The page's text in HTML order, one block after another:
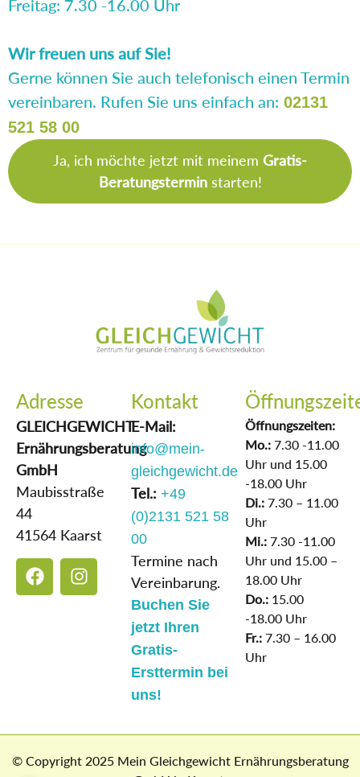
Freitag: 7.30 -16.00 Uhr
Wir freuen uns auf Sie!
Gerne können Sie auch telefonisch einen Termin
vereinbaren. Rufen Sie uns einfach an: 02131
521 58 00
Ja, ich möchte jetzt mit meinem Gratis-
Beratungsterminstarten!
Adresse
GLEICHGEWICHT
Ernährungsberatung
GmbH
Maubisstraße
44
41564 Kaarst
Kontakt
E-Mail:
info@mein-
gleichgewicht.de
Tel.: +49
(0)2131 521 58
00
Termine nach
Vereinbarung.
Buchen Sie
jetzt Ihren
Gratis-
Ersttermin bei
uns!
Öffnungszeiten:
Mo.: 7.30 -11.00
Uhr und 15.00
-18.00 Uhr
Di.:7.30 – 11.00
Uhr
Mi.: 7.30 -11.00
Uhr und 15.00 –
18.00 Uhr
Do.: 15.00
-18.00 Uhr
Fr.: 7.30 – 16.00
Uhr
© Copyright 2025 Mein Gleichgewicht Ernährungsberatung